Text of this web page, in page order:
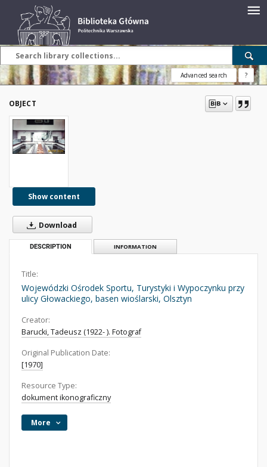
Advanced search ?
OBJECT
Show content
Download
DESCRIPTION INFORMATION
Title:
Wojewódzki Ośrodek Sportu, Turystyki i Wypoczynku przy
ulicy Głowackiego, basen wioślarski, Olsztyn
Creator:
Barucki, Tadeusz (1922- ). Fotograf
Original Publication Date:
[1970]
Resource Type:
dokument ikonograficzny
More